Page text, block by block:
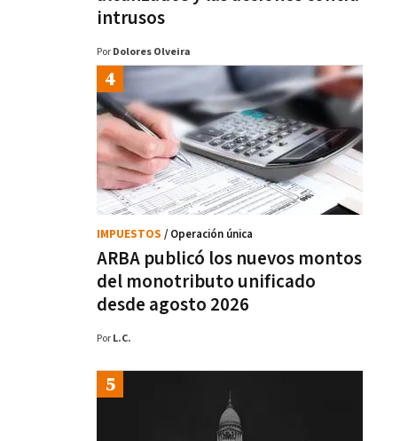
intrusos
Por Dolores Olveira
ARBA publicó los nuevos montos
del monotributo unificado
desde agosto 2026
IMPUESTOS / Operación única
Por L.C.